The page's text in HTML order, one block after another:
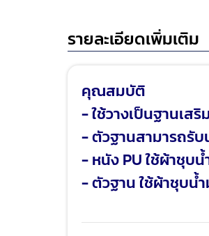
รายละเอียดเพิ่มเติม
คุณสมบัติ
- ใช้วางเป็นฐานเส
- ตัวฐานสามารถรับ
- หนัง PU ใช้ผ้าชุบน้
- ตัวฐาน ใช้ผ้าชุบน้